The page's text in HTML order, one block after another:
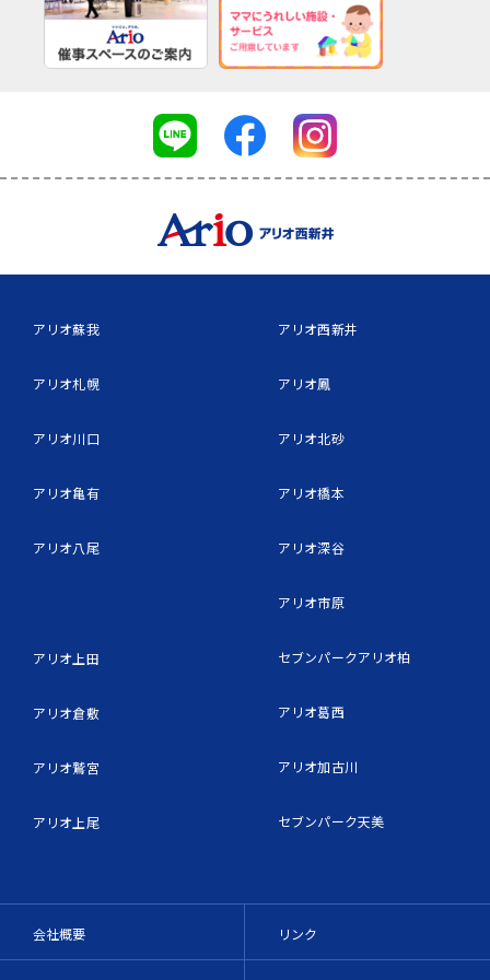
アリオ蘇我
アリオ札幌
アリオ川口
アリオ亀有
アリオ八尾
アリオ上田
アリオ倉敷
アリオ鷲宮
アリオ上尾
アリオ西新井
アリオ鳳
アリオ北砂
アリオ橋本
アリオ深谷
アリオ市原
セブンパークアリオ柏
アリオ葛西
アリオ加古川
セブンパーク天美
会社概要 リンク